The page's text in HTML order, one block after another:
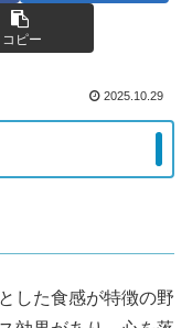
コピー
2025.10.29
した食感が特徴の野